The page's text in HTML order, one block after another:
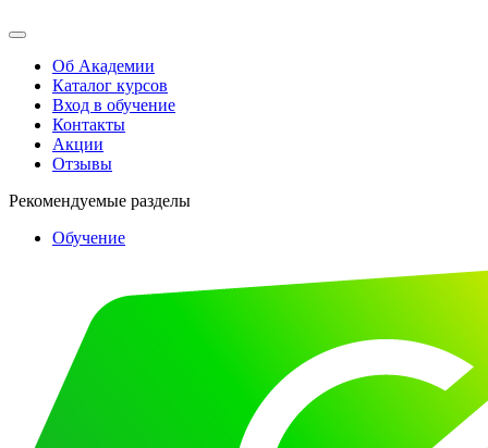
Об Академии
Каталог курсов
Вход в обучение
Контакты
Акции
Отзывы
Рекомендуемые разделы
Обучение